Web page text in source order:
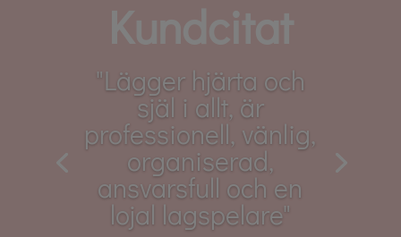
"Lägger hjärta och
själ i allt, är
professionell, vänlig,
organiserad,
ansvarsfull och en
lojal lagspelare"